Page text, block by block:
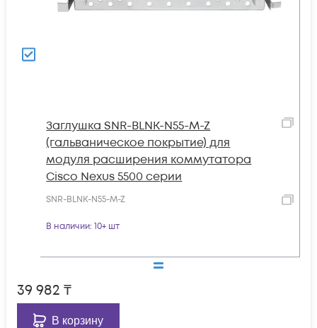
Заглушка SNR-BLNK-N55-M-Z
(гальваническое покрытие) для
модуля расширения коммутатора
Cisco Nexus 5500 серии
SNR-BLNK-N55-M-Z
В наличии: 10+ шт
39 982 ₸
В корзину